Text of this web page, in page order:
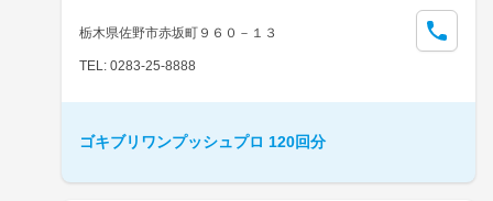
栃木県佐野市赤坂町９６０－１３
TEL: 0283-25-8888
ゴキブリワンプッシュプロ 120回分